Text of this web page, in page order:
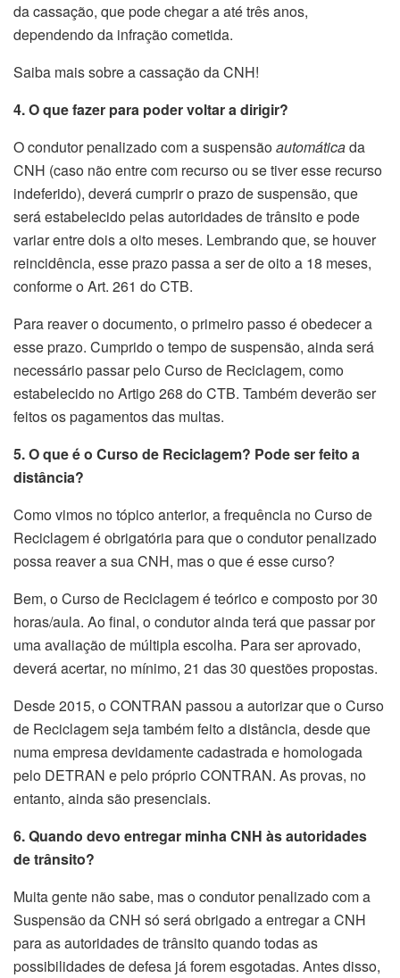
da cassação, que pode chegar a até três anos,
dependendo da infração cometida.
Saiba mais sobre a cassação da CNH!
4. O que fazer para poder voltar a dirigir?
O condutor penalizado com a suspensãoautomáticada
CNH (caso não entre com recurso ou se tiver esse recurso
indeferido), deverá cumprir o prazo de suspensão, que
será estabelecido pelas autoridades de trânsito e pode
variar entre dois a oito meses. Lembrando que, se houver
reincidência, esse prazo passa a ser de oito a 18 meses,
conforme o Art. 261 do CTB.
Para reaver o documento, o primeiro passo é obedecer a
esse prazo. Cumprido o tempo de suspensão, ainda será
necessário passar pelo Curso de Reciclagem, como
estabelecido no Artigo 268 do CTB. Também deverão ser
feitos os pagamentos das multas.
5. O que é o Curso de Reciclagem? Pode ser feito a
distância?
Como vimos no tópico anterior, a frequência no Curso de
Reciclagem é obrigatória para que o condutor penalizado
possa reaver a sua CNH, mas o que é esse curso?
Bem, o Curso de Reciclagem é teórico e composto por 30
horas/aula. Ao final, o condutor ainda terá que passar por
uma avaliação de múltipla escolha. Para ser aprovado,
deverá acertar, no mínimo, 21 das 30 questões propostas.
Desde 2015, o CONTRAN passou a autorizar que o Curso
de Reciclagem seja também feito a distância, desde que
numa empresa devidamente cadastrada e homologada
pelo DETRAN e pelo próprio CONTRAN. As provas, no
entanto, ainda são presenciais.
6. Quando devo entregar minha CNH às autoridades
de trânsito?
Muita gente não sabe, mas o condutor penalizado com a
Suspensão da CNH só será obrigado a entregar a CNH
para as autoridades de trânsito quando todas as
possibilidades de defesa já forem esgotadas. Antes disso,